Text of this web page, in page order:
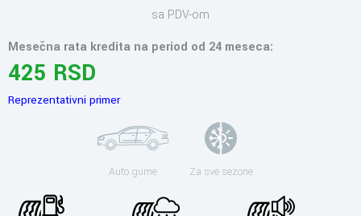
sa PDV-om
Mesečna rata kredita na period od 24 meseca:
425 RSD
Reprezentativni primer
Auto gume Za sve sezone